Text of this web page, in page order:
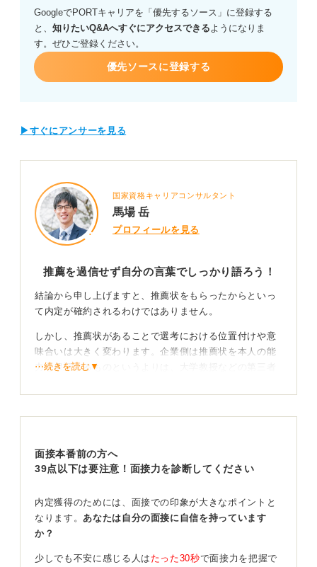
GoogleでPORTキャリアを「優先するソース」に登録する
と、 知りたいQ&Aへすぐにアクセスできるようになりま
す。ぜひご登録ください。
優先ソースに登録する
▶すぐにアンサーを見る
国家資格キャリアコンサルタント
馬場 岳
プロフィールを見る
推薦を過信せず自分の言葉でしっかり語ろう！
結論から申し上げますと、推薦状をもらったからといっ
て内定が確約されるわけではありません。
しかし、推薦状があることで選考における位置付けや意
味合いは大きく変わります。企業側は推薦状を本人の能
力を保証するものというよりは、大学教授などの第三者
そのため書類選考の通過率が上がったり、面接が最終確
誠実な態度で自分らしい選考を目指そう！
高まり、選考のハードルが上がる側面もあります。
⋯続きを読む▼
面接本番前の方へ
39点以下は要注意！面接力を診断してください
内定獲得のためには、面接での印象が大きなポイントと
なります。 あなたは自分の面接に自信を持っています
か？
少しでも不安に感じる人は たった30秒で面接力を把握で